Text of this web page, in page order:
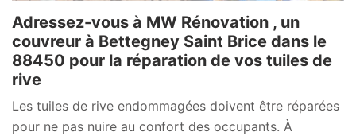
Adressez-vous à MW Rénovation , un
couvreur à Bettegney Saint Brice dans le
88450 pour la réparation de vos tuiles de
rive
Les tuiles de rive endommagées doivent être réparées
pour ne pas nuire au confort des occupants. À